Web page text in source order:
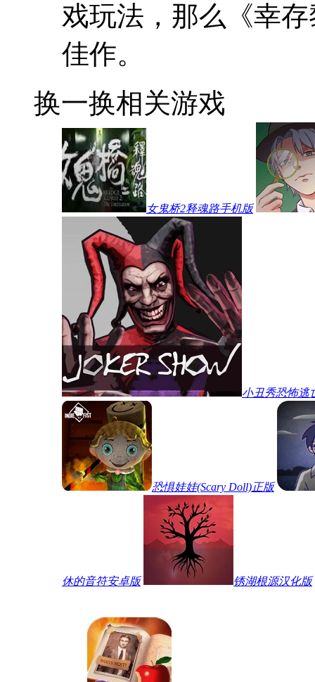
戏玩法，那么《幸
佳作。
换一换相关游戏
女鬼桥2释魂路手机版
小丑秀恐怖逃
恐惧娃娃(Scary Doll)正版
休的音符安卓版 锈湖根源汉化版